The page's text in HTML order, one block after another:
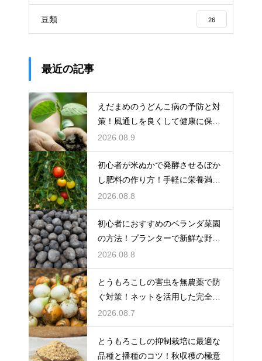
豆類 26
最近の記事
えだまめのうどんこ病の予防と対
策！風通しを良くして健康に保ち
収穫する
2026.08.9
初心者が米ぬかで発酵させるぼか
し肥料の作り方！手軽に栄養満点
の肥料を
2026.08.8
初心者におすすめのベランダ菜園
の方法！プランターで新鮮な野菜
を大収穫
2026.08.8
とうもろこしの害虫を無農薬で防
ぐ対策！ネットを活用した完全防
御
2026.08.7
とうもろこしの抑制栽培に最適な
品種と播種のコツ！秋収穫の極意